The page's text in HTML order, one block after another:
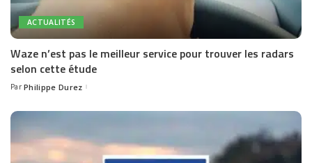
ACTUALITÉS
Waze n’est pas le meilleur service pour trouver les radars
selon cette étude
Posted
Par Philippe Durez